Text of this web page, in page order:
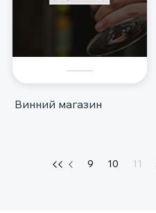
Винний магазин
9 10 11